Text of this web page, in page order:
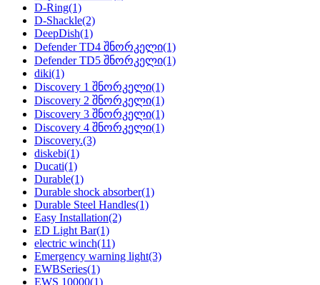
D-Ring(1)
D-Shackle(2)
DeepDish(1)
Defender TD4 შნორკელი(1)
Defender TD5 შნორკელი(1)
diki(1)
Discovery 1 შნორკელი(1)
Discovery 2 შნორკელი(1)
Discovery 3 შნორკელი(1)
Discovery 4 შნორკელი(1)
Discovery.(3)
diskebi(1)
Ducati(1)
Durable(1)
Durable shock absorber(1)
Durable Steel Handles(1)
Easy Installation(2)
ED Light Bar(1)
electric winch(11)
Emergency warning light(3)
EWBSeries(1)
EWS 10000(1)